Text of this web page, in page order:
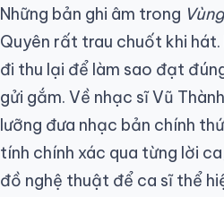
Những bản ghi âm trong
Quyên rất trau chuốt khi
đi thu lại để làm sao đạt
gửi gắm. Về nhạc sĩ Vũ
lưỡng đưa nhạc bản chính
tính chính xác qua từng lời
đồ nghệ thuật để ca sĩ thể